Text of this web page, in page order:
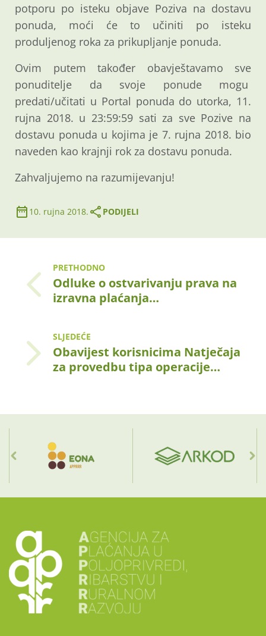
potporu po isteku objave Poziva na dostavu
ponuda, moći će to učiniti po isteku
produljenog roka za prikupljanje ponuda.
Ovim putem također obavještavamo sve
ponuditelje da svoje ponude mogu
predati/učitati u Portal ponuda do utorka, 11.
rujna 2018. u 23:59:59 sati za sve Pozive na
dostavu ponuda u kojima je 7. rujna 2018. bio
naveden kao krajnji rok za dostavu ponuda.
Zahvaljujemo na razumijevanju!
10. rujna 2018. PODIJELI
PRETHODNO
Odluke o ostvarivanju prava na
izravna plaćanja…
SLJEDEĆE
Obavijest korisnicima Natječaja
za provedbu tipa operacije…